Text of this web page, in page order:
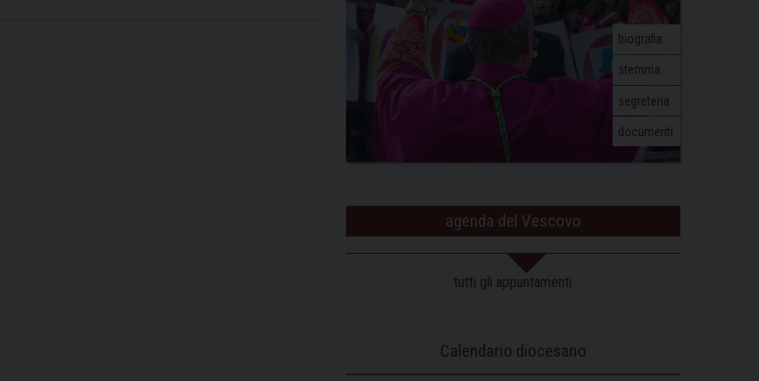
biografia
stemma
segreteria
documenti
agenda del Vescovo
tutti gli appuntamenti
Calendario diocesano